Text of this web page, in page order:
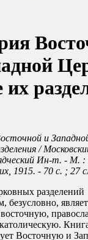
их
и
/
Ин-т. - М. :
1915. - 70 с. ; 27
разделений
Восточную и